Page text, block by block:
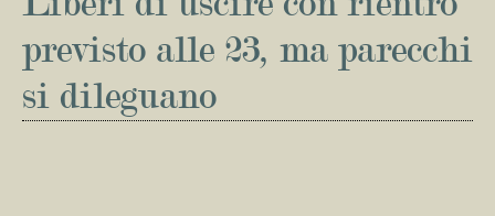
previsto alle 23, ma parecchi
si dileguano